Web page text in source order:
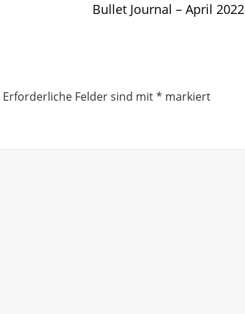
Bullet Journal – April 2022
Erforderliche Felder sind mit* markiert